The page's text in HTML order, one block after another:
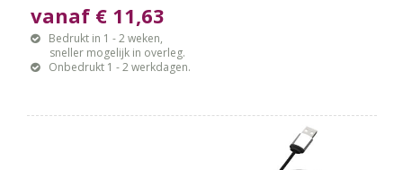
vanaf € 11,63
Bedrukt in 1 - 2 weken,
sneller mogelijk in overleg.
Onbedrukt 1 - 2 werkdagen.